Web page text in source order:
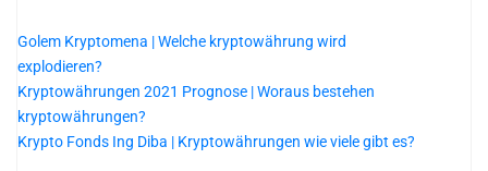
Golem Kryptomena | Welche kryptowährung wird
explodieren?
Kryptowährungen 2021 Prognose | Woraus bestehen
kryptowährungen?
Krypto Fonds Ing Diba | Kryptowährungen wie viele gibt es?